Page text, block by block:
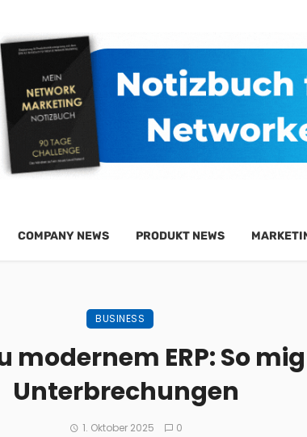
COMPANY NEWS PRODUKT NEWS
BUSINESS
ERP: So
Unterbrechungen
1. Oktober 2025 0